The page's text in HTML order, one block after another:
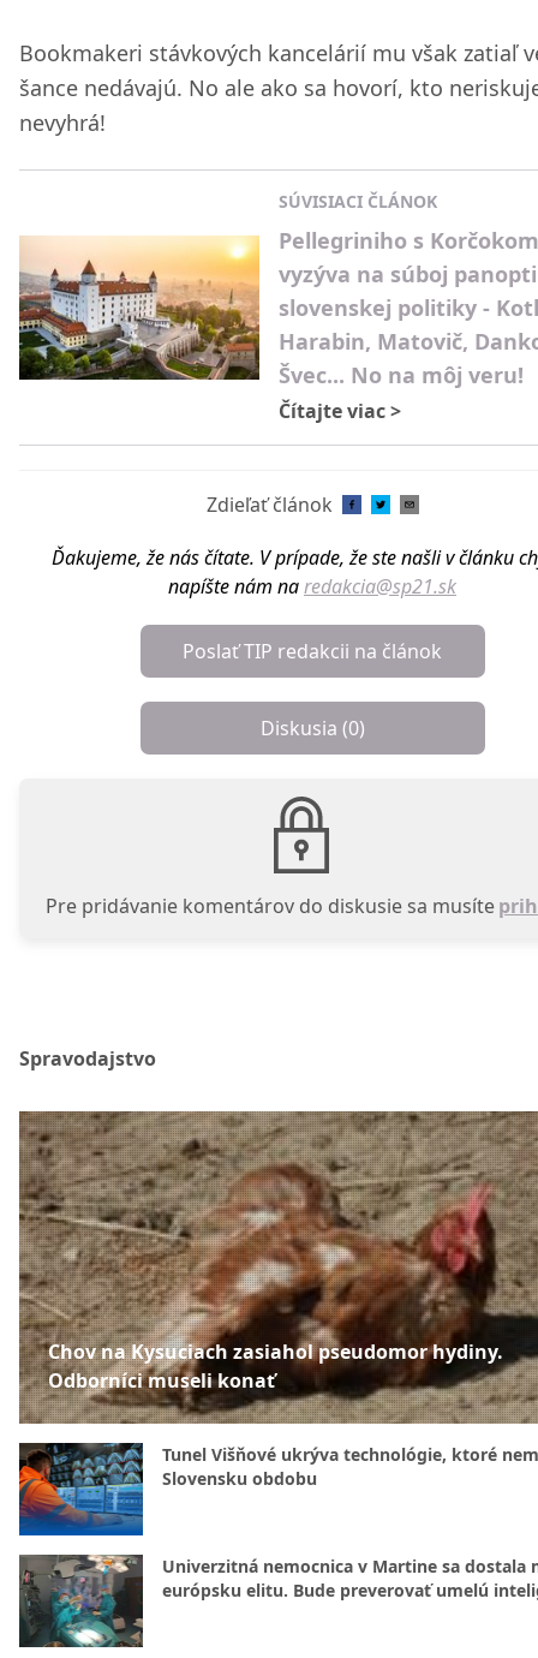
Bookmakeri stávkových kancelárií mu však zatiaľ
šance nedávajú. No ale ako sa hovorí, kto
nevyhrá!
SÚVISIACI ČLÁNOK
Pellegriniho s Korčokom
vyzýva na súboj
slovenskej politiky -
Harabin, Matovič,
Švec... No na môj veru!
Čítajte viac>
Zdieľať článok
Ďakujeme, že nás čítate. V prípade, že ste našli v článku
napíšte nám naredakcia@sp21.sk
Poslať TIP redakcii na článok
Diskusia (0)
Pre pridávanie komentárov do diskusie sa musíte
Spravodajstvo
Chov na Kysuciach zasiahol pseudomor hydiny.
Odborníci museli konať
Tunel Višňové ukrýva technológie, ktoré
Slovensku obdobu
Univerzitná nemocnica v Martine sa dostala
európsku elitu. Bude preverovať umelú